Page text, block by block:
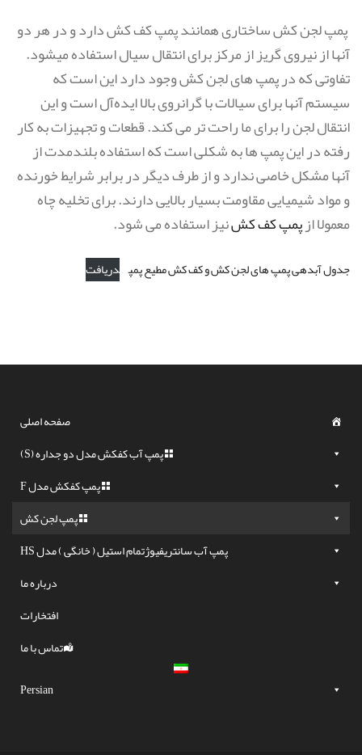
پمپ لجن کش ساختاری همانند پمپ کف کش دارد و در هر دو
آنها از نیروی گریز از مرکز برای انتقال سیال استفاده میشود.
تفاوتی که در پمپ های لجن کش وجود دارد این است که
سیستم آنها برای سیالات با گرانروی بالا ایده‌آل است و این
انتقال لجن را برای ما راحت تر می کند. قطعات و تجهیزات به کار
رفته در این پمپ ها به شکلی است که استفاده بلندمدت از
آنها مشکل خاصی ندارد و از طرف دیگر در برابر شرایط خورنده
و مواد شیمیایی مقاومت بسیار بالایی دارند. برای تخلیه چاه
معمولا ازپمپ کف کشنیز استفاده می شود.
جدول آبدهی پمپ های لجن کش و کف کش مطیع پمپ دریافت
صفحه اصلی
پمپ آب کفکش مدل دو جداره (S)
پمپ کفکش مدل F
پمپ لجن کش
پمپ آب سانتریفیوژتمام استیل ( خانگی ) مدل HS
درباره ما
افتخارات
تماس با ما
Persian